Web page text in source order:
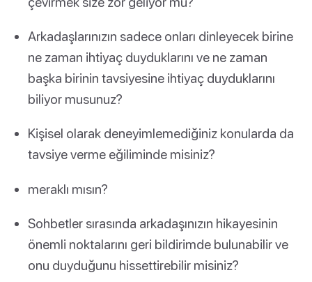
Arkadaşlarınızın sadece onları dinleyecek birine
ne zaman ihtiyaç duyduklarını ve ne zaman
başka birinin tavsiyesine ihtiyaç duyduklarını
biliyor musunuz?
Kişisel olarak deneyimlemediğiniz konularda da
tavsiye verme eğiliminde misiniz?
meraklı mısın?
Sohbetler sırasında arkadaşınızın hikayesinin
önemli noktalarını geri bildirimde bulunabilir ve
onu duyduğunu hissettirebilir misiniz?